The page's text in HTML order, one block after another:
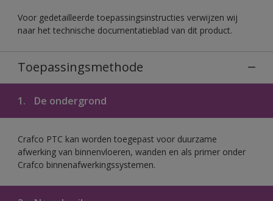
Voor gedetailleerde toepassingsinstructies verwijzen wij
naar het technische documentatieblad van dit product.
Toepassingsmethode
1. De ondergrond
Crafco PTC kan worden toegepast voor duurzame
afwerking van binnenvloeren, wanden en als primer onder
Crafco binnenafwerkingssystemen.